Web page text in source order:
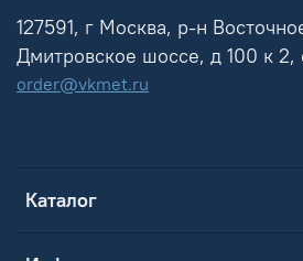
Каталог
127591, г Москва, р-н
Дмитровское шоссе, д 100 к
order@vkmet.ru